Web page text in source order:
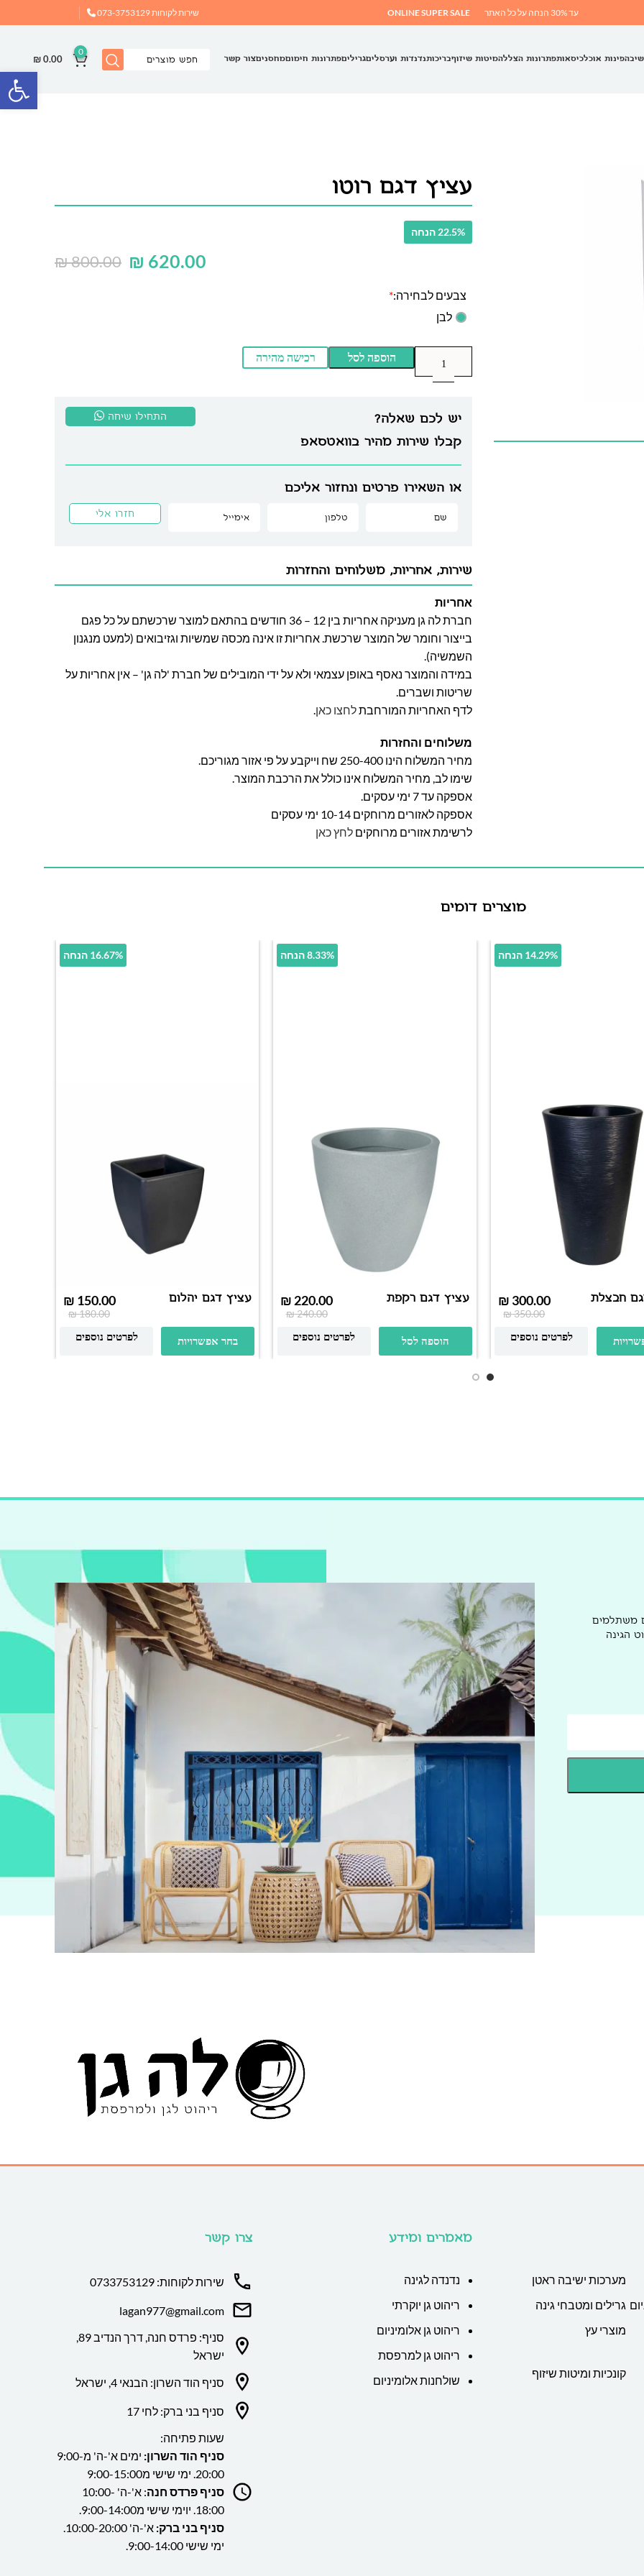
עד 30% הנחה על כל האתר ONLINE SUPER SALE שירות לקוחות073-3753129
פינות אוכלכיסאותפתרונות הצללהמיטות שיזוףבריכותנדנדות וערסליםגריליםפתרונות חימוםמחסניםצור קשר
0
₪0.00
עציץ דגם רוטו
22.5% הנחה
₪800.00 ₪ 620.00
צבעים לבחירה:*
לבן
הוספה לסל רכישה מהירה
יש לכם שאלה?
קבלו שירות מהיר בוואטסאפ
התחילו שיחה
או השאירו פרטים ונחזור אליכם
שירות, אחריות, משלוחים והחזרות
אחריות
חברת לה גן מעניקה אחריות בין 12 – 36 חודשים בהתאם למוצר שרכשתם על כל פגם
בייצור וחומר של המוצר שרכשת. אחריות זו אינה מכסה שמשיות וגזיבואים (למעט מנגנון
השמשיה).
במידה והמוצר נאסף באופן עצמאי ולא על ידי המובילים של חברת 'לה גן' – אין אחריות על
שריטות ושברים.
לדף האחריות המורחבתלחצו כאן.
משלוחים והחזרות
מחיר המשלוח הינו 250-400 שח וייקבע על פי אזור מגוריכם.
שימו לב, מחיר המשלוח אינו כולל את הרכבת המוצר.
אספקה עד 7 ימי עסקים.
אספקה לאזורים מרוחקים 10-14 ימי עסקים
לרשימת אזורים מרוחקים לחץ כאן
מוצרים דומים
14.29% הנחה
חבצלת
₪350.00
₪ 300.00
לפרטים נוספים
8.33% הנחה
עציץ דגם רקפת
₪240.00
₪220.00
הוספה לסל לפרטים נוספים
16.67% הנחה
עציץ דגם יהלום
₪180.00
₪ 150.00
בחר אפשרויות לפרטים נוספים
משתלמים
הגינה
מערכות ישיבה ראטן
גרילים ומטבחי גינה
מוצרי עץ
קונכיות ומיטות שיזוף
מאמרים ומידע
נדנדה לגינה
ריהוט גן יוקרתי
ריהוט גן אלומיניום
ריהוט גן למרפסת
שולחנות אלומיניום
צרו קשר
שירות לקוחות: 0733753129
lagan977@gmail.com
סניף: פרדס חנה, דרך הנדיב 89,
ישראל
סניף הוד השרון: הבנאי 4, ישראל
סניף בני ברק: לחי 17
שעות פתיחה:
סניף הוד השרון:
ימים א'-ה' מ9:00-
20:00. ימי שישי מ9:00-15:00
סניף פרדס חנה
: א'-ה' 10:00-
18:00. יוימי שישי מ9:00-14:00.
סניף בני ברק:
א'-ה' 10:00-20:00.
ימי שישי 9:00-14:00.